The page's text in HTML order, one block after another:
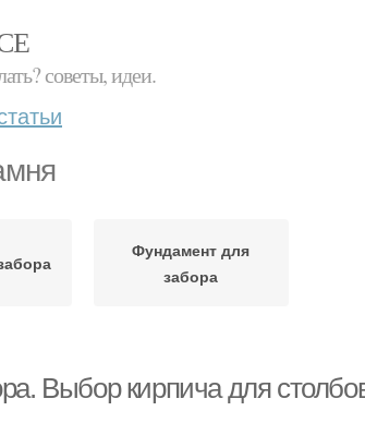
советы, идеи.
Фундамент для
забора
Выбор кирпича для